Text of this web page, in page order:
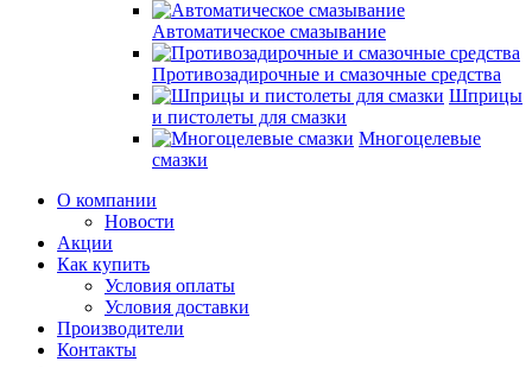
Автоматическое смазывание
Противозадирочные и смазочные средства
Шприцы
и пистолеты для смазки
Многоцелевые
смазки
О компании
Новости
Акции
Как купить
Условия оплаты
Условия доставки
Производители
Контакты